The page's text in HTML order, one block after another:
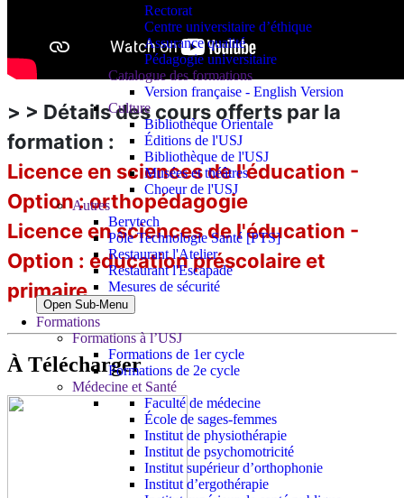
Rectorat
Centre universitaire d’éthique
Assurance qualité
Pédagogie universitaire
Catalogue des formations
Version française - English Version
Culture
Bibliothèque Orientale
Éditions de l'USJ
Bibliothèque de l'USJ
Musées et théâtres
Choeur de l'USJ
Autres
Berytech
Pôle Technologie Santé [PTS]
Restaurant l'Atelier
Restaurant l'Escapade
Mesures de sécurité
Open Sub-Menu
Formations
Formations à l’USJ
Formations de 1er cycle
Formations de 2e cycle
Médecine et Santé
Faculté de médecine
École de sages-femmes
Institut de physiothérapie
Institut de psychomotricité
Institut supérieur d’orthophonie
Institut d’ergothérapie
> > Détails des cours offerts par la
formation :
Licence en sciences de l'éducation -
Option : orthopédagogie
Licence en sciences de l'éducation -
Option : éducation préscolaire et
primaire
À Télécharger